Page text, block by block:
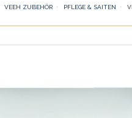
VEEH ZUBEHÖR PFLEGE & SAITEN